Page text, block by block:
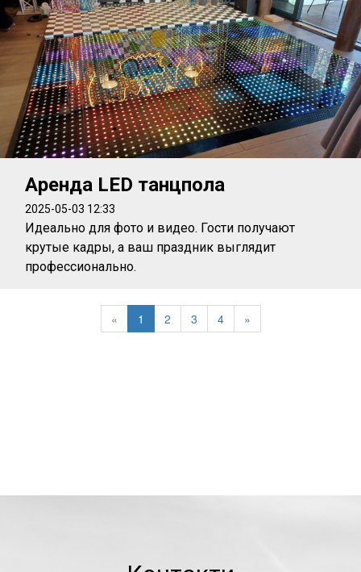
Аренда LED танцпола
2025-05-03 12:33
Идеально для фото и видео. Гости получают
крутые кадры, а ваш праздник выглядит
профессионально.
« 1 2 3 4 »